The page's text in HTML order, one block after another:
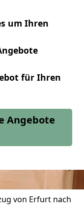
um Ihren
für Ihren
Angebote
von Erfurt nach